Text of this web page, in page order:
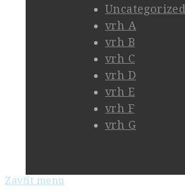
Uncategorized
vrh A
vrh B
vrh C
vrh D
vrh E
vrh F
vrh G
Zavřít menu